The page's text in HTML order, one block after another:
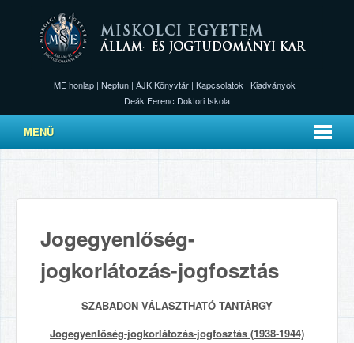
ME honlap | Neptun | ÁJK Könyvtár | Kapcsolatok | Kiadványok |
Deák Ferenc Doktori Iskola
MENÜ
Jogegyenlőség-
jogkorlátozás-jogfosztás
SZABADON VÁLASZTHATÓ TANTÁRGY
Jogegyenlőség-jogkorlátozás-jogfosztás (1938-1944)